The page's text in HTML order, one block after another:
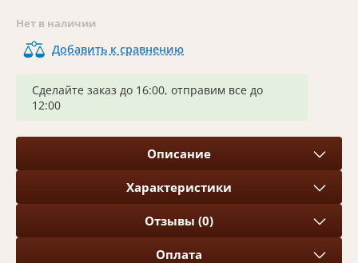
Нет в наличии
Добавить к сравнению
Сделайте заказ до 16:00, отправим все до
12:00
Описание
Характеристики
Отзывы (0)
Оплата